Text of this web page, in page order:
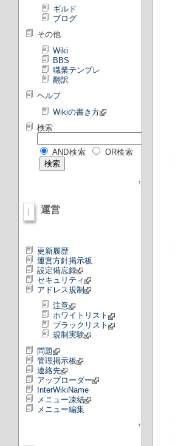
ギルド
ブログ
その他
Wiki
BBS
職業テンプレ
翻訳
ヘルプ
Wikiの書き方
検索
AND検索 OR検索
↑
運営
更新履歴
運営方針掲示板
設定備忘録
セキュリティ
アドレス規制
注意
ホワイトリスト
ブラックリスト
規制実験
問題
管理掲示板
連絡先
アップローダー
InterWikiName
メニュー凍結
メニュー編集
↑